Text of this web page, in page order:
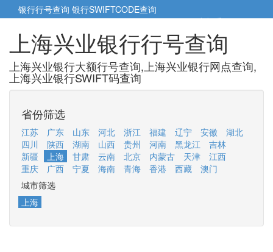
银行行号查询 银行SWIFTCODE查询
5cm小帮手5cm.cn
上海兴业银行行号查询
上海兴业银行大额行号查询,上海兴业银行网点查询,
上海兴业银行SWIFT码查询
省份筛选
江苏 广东 山东 河北 浙江 福建 辽宁 安徽
湖北
四川
陕西 湖南 山西 贵州 河南 黑龙江
吉林
新疆
上海 甘肃 云南 北京 内蒙古 天津
江西
重庆
广西 宁夏 海南 青海 香港 西藏
澳门
城市筛选
上海